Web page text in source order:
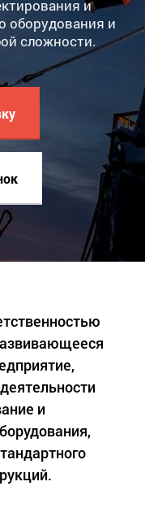
и
оборудования и
сложности.
и